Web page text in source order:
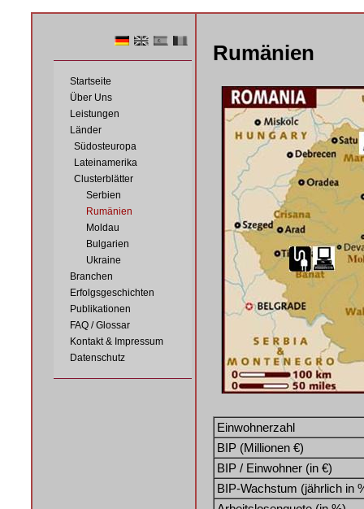
Startseite
Über Uns
Leistungen
Länder
Südosteuropa
Lateinamerika
Clusterblätter
Serbien
Rumänien
Moldau
Bulgarien
Ukraine
Branchen
Erfolgsgeschichten
Publikationen
FAQ / Glossar
Kontakt & Impressum
Datenschutz
Rumänien
Einwohnerzahl
BIP (Millionen €)
BIP / Einwohner (in €)
BIP-Wachstum (jährlich in